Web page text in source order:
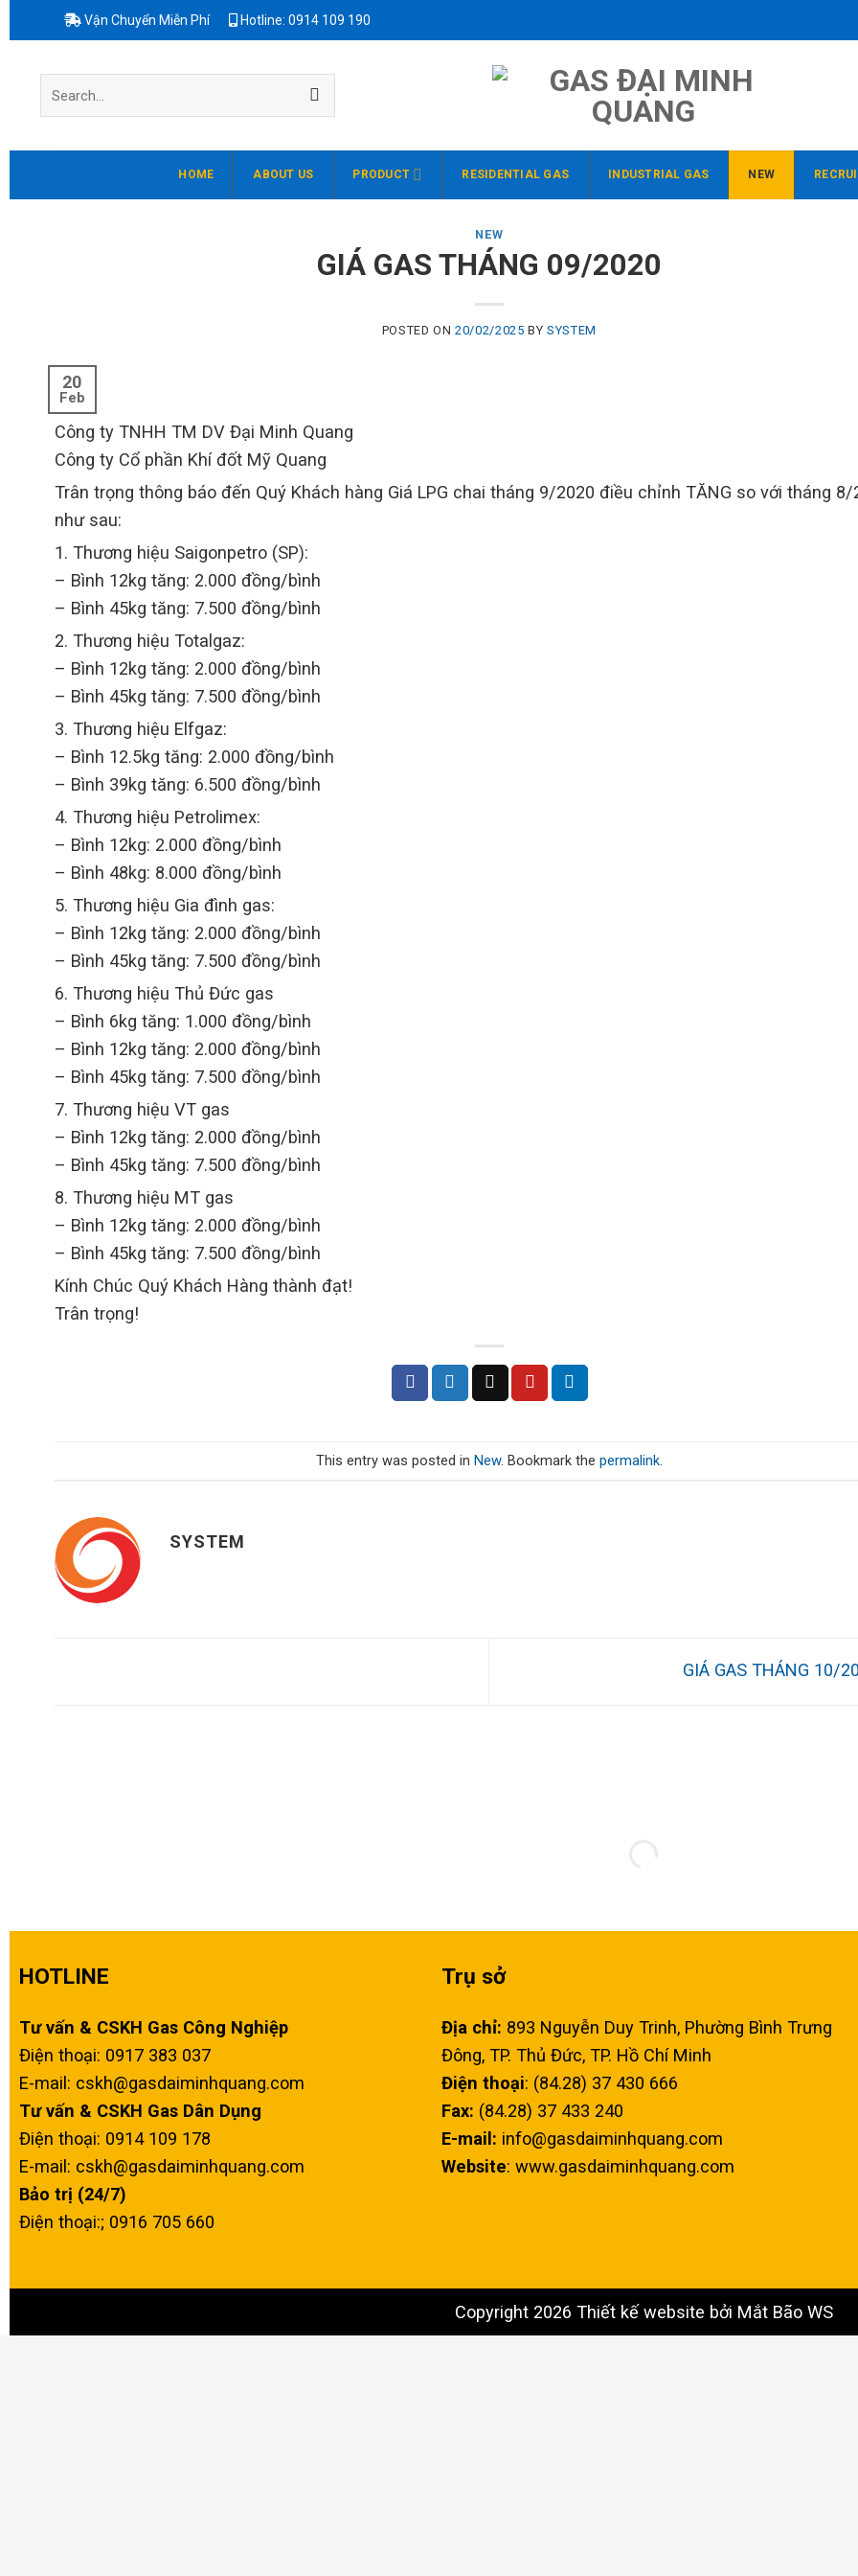
to
Vận Chuyển Miễn Phí Hotline: 0914 109 190
for:
HOME ABOUT US PRODUCT RESIDENTIAL GAS INDUSTRIAL GAS NEW
NEW
GIÁ GAS THÁNG 09/2020
POSTED ON20/02/2025 BY SYSTEM
20
Feb
Công ty TNHH TM DV Đại Minh Quang
Công ty Cổ phần Khí đốt Mỹ Quang
Trân trọng thông báo đến Quý Khách hàng Giá LPG chai tháng 9/2020 điều chỉnh TĂNG so với tháng 8/
như sau:
1. Thương hiệu Saigonpetro (SP):
– Bình 12kg tăng: 2.000 đồng/bình
– Bình 45kg tăng: 7.500 đồng/bình
2. Thương hiệu Totalgaz:
– Bình 12kg tăng: 2.000 đồng/bình
– Bình 45kg tăng: 7.500 đồng/bình
3. Thương hiệu Elfgaz:
– Bình 12.5kg tăng: 2.000 đồng/bình
– Bình 39kg tăng: 6.500 đồng/bình
4. Thương hiệu Petrolimex:
– Bình 12kg: 2.000 đồng/bình
– Bình 48kg: 8.000 đồng/bình
5. Thương hiệu Gia đình gas:
– Bình 12kg tăng: 2.000 đồng/bình
– Bình 45kg tăng: 7.500 đồng/bình
6. Thương hiệu Thủ Đức gas
– Bình 6kg tăng: 1.000 đồng/bình
– Bình 12kg tăng: 2.000 đồng/bình
– Bình 45kg tăng: 7.500 đồng/bình
7. Thương hiệu VT gas
– Bình 12kg tăng: 2.000 đồng/bình
– Bình 45kg tăng: 7.500 đồng/bình
8. Thương hiệu MT gas
– Bình 12kg tăng: 2.000 đồng/bình
– Bình 45kg tăng: 7.500 đồng/bình
Kính Chúc Quý Khách Hàng thành đạt!
Trân trọng!
This entry was posted in New. Bookmark the permalink.
SYSTEM
GIÁ GAS THÁNG 10/
HOTLINE
Tư vấn & CSKH Gas Công Nghiệp
Điện thoại: 0917 383 037
E-mail: cskh@gasdaiminhquang.com
Tư vấn & CSKH Gas Dân Dụng
Điện thoại: 0914 109 178
E-mail: cskh@gasdaiminhquang.com
Bảo trị (24/7)
Điện thoại:; 0916 705 660
Trụ sở
Địa chỉ: 893 Nguyễn Duy Trinh, Phường Bình Trưng
Đông, TP. Thủ Đức, TP. Hồ Chí Minh
Điện thoại: (84.28) 37 430 666
Fax: (84.28) 37 433 240
E-mail: info@gasdaiminhquang.com
Website: www.gasdaiminhquang.com
Copyright 2026 Thiết kế website bởi Mắt Bão WS